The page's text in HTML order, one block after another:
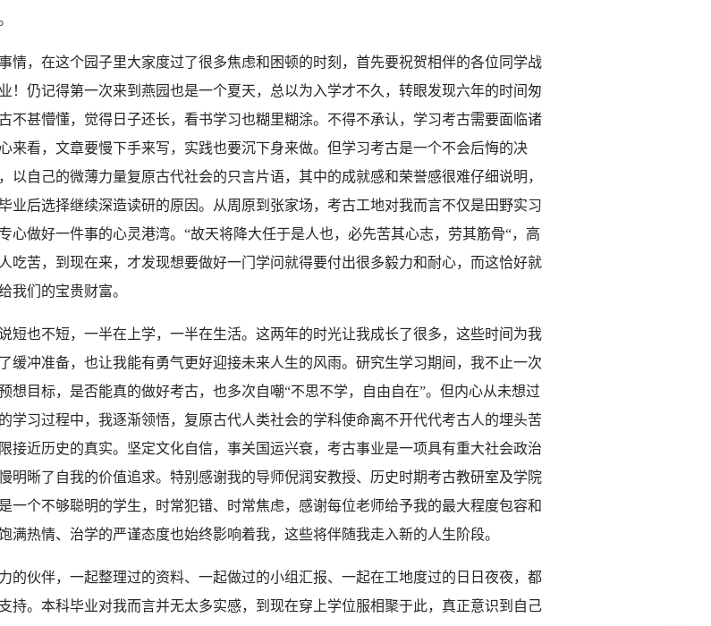
情，在这个园子里大家度过了很多焦虑和困顿的时刻，首先要祝贺相伴的各位同学战
！仍记得第一次来到燕园也是一个夏天，总以为入学才不久，转眼发现六年的时间匆
不甚懵懂，觉得日子还长，看书学习也糊里糊涂。不得不承认，学习考古需要面临诸
来看，文章要慢下手来写，实践也要沉下身来做。但学习考古是一个不会后悔的决
以自己的微薄力量复原古代社会的只言片语，其中的成就感和荣誉感很难仔细说明，
业后选择继续深造读研的原因。从周原到张家场，考古工地对我而言不仅是田野实习
心做好一件事的心灵港湾。“故天将降大任于是人也，必先苦其心志，劳其筋骨“，高
吃苦，到现在来，才发现想要做好一门学问就得要付出很多毅力和耐心，而这恰好就
我们的宝贵财富。
短也不短，一半在上学，一半在生活。这两年的时光让我成长了很多，这些时间为我
缓冲准备，也让我能有勇气更好迎接未来人生的风雨。研究生学习期间，我不止一次
想目标，是否能真的做好考古，也多次自嘲“不思不学，自由自在”。但内心从未想过
学习过程中，我逐渐领悟，复原古代人类社会的学科使命离不开代代考古人的埋头苦
接近历史的真实。坚定文化自信，事关国运兴衰，考古事业是一项具有重大社会政治
明晰了自我的价值追求。特别感谢我的导师倪润安教授、历史时期考古教研室及学院
一个不够聪明的学生，时常犯错、时常焦虑，感谢每位老师给予我的最大程度包容和
满热情、治学的严谨态度也始终影响着我，这些将伴随我走入新的人生阶段。
的伙伴，一起整理过的资料、一起做过的小组汇报、一起在工地度过的日日夜夜，都
持。本科毕业对我而言并无太多实感，到现在穿上学位服相聚于此，真正意识到自己